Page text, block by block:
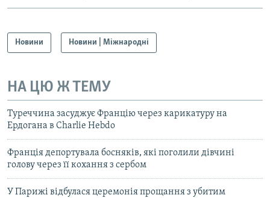
Новини Новини | Міжнародні
НА ЦЮ Ж ТЕМУ
Туреччина засуджує Францію через карикатуру на
Ердогана в Charlie Hebdo
Франція депортувала босняків, які поголили дівчині
голову через її кохання з сербом
У Парижі відбулася церемонія прощання з убитим